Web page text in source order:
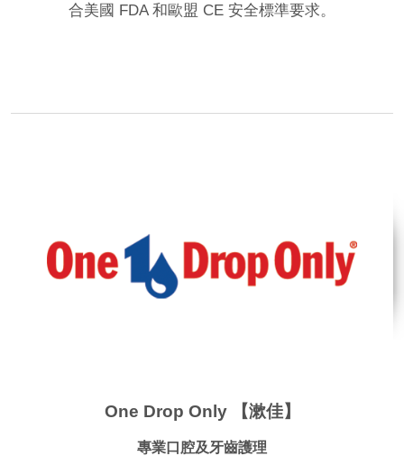
合美國 FDA 和歐盟 CE 安全標準要求。
One Drop Only 【漱佳】
專業口腔及牙齒護理